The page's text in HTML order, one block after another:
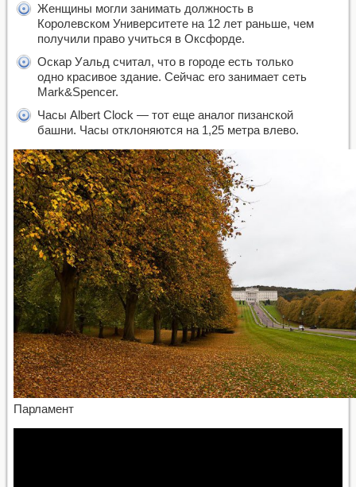
Женщины могли занимать должность в
Королевском Университете на 12 лет раньше, чем
получили право учиться в Оксфорде.
Оскар Уальд считал, что в городе есть только
одно красивое здание. Сейчас его занимает сеть
Mark&Spencer.
Часы Albert Clock — тот еще аналог пизанской
башни. Часы отклоняются на 1,25 метра влево.
Парламент